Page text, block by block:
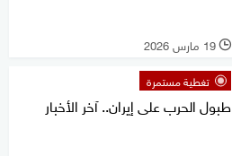
l 19 مارس 2026
تغطية مستمرة
طبول الحرب على إيران.. آخر الأخبار